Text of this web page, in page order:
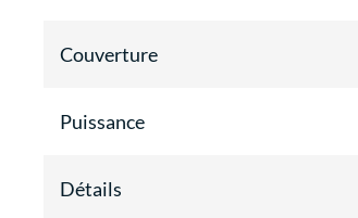
Couverture
Puissance
Détails